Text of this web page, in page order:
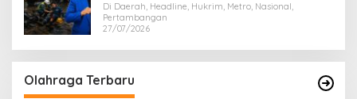
Di Daerah, Headline, Hukrim, Metro, Nasional,
Pertambangan
27/07/2026
Olahraga Terbaru